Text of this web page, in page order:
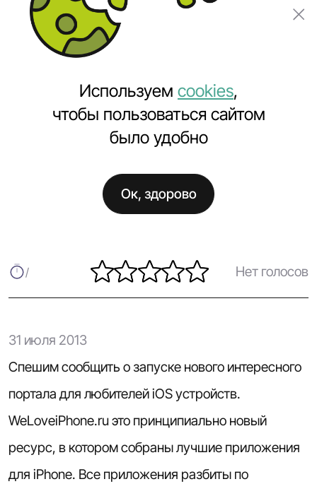
Нет голосов
31 июля 2013
Спешим сообщить о запуске нового интересного
портала для любителей iOS устройств.
WeLoveiPhone.ru это принципиально новый
ресурс, в котором собраны лучшие приложения
для iPhone. Все приложения разбиты по
Используем cookies,
чтобы пользоваться сайтом
было удобно
Ок, здорово